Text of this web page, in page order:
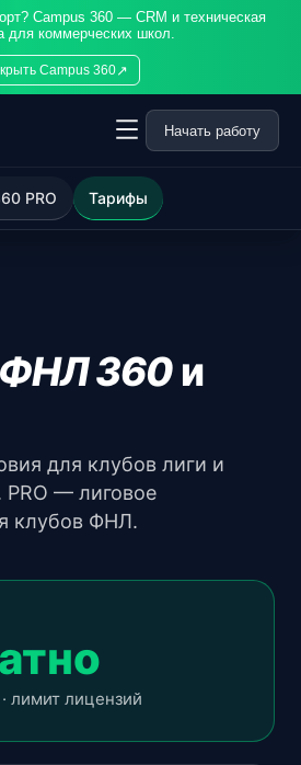
Campus 360 — CRM и техническая
для коммерческих школ.
Campus 360↗
Начать работу
PRO Тарифы
ФНЛ 360и
для клубов лиги и
— лиговое
клубов ФНЛ.
лимит лицензий